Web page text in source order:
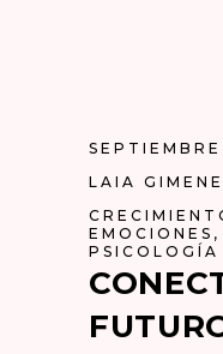
LAIA
EMOCIONES ,